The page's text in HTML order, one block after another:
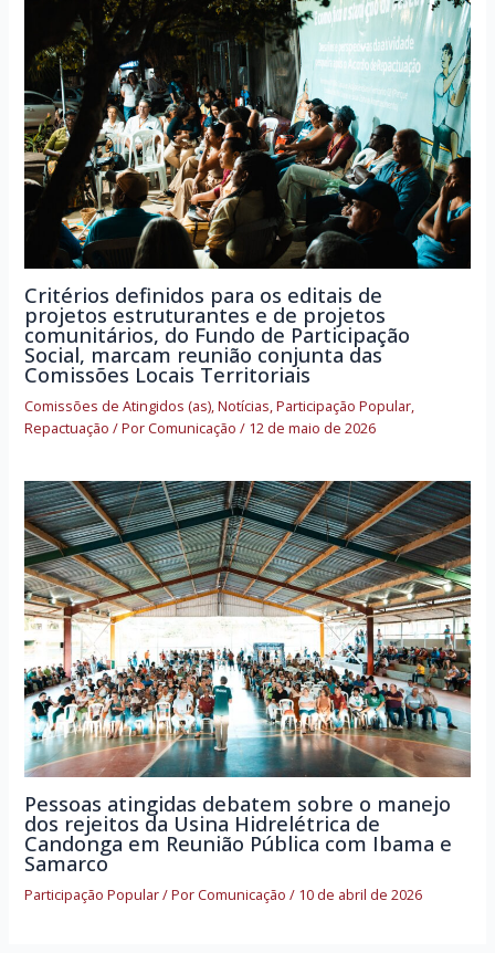
Critérios definidos para os editais de
projetos estruturantes e de projetos
comunitários, do Fundo de Participação
Social, marcam reunião conjunta das
Comissões Locais Territoriais
Comissões de Atingidos (as),Notícias,Participação Popular,
Repactuação / PorComunicação/ 12 de maio de 2026
Pessoas atingidas debatem sobre o manejo
dos rejeitos da Usina Hidrelétrica de
Candonga em Reunião Pública com Ibama e
Samarco
Participação Popular/ PorComunicação/ 10 de abril de 2026